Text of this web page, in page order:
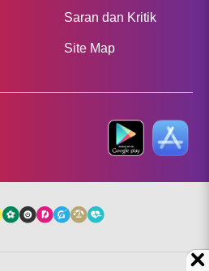
Saran dan Kritik
Site Map